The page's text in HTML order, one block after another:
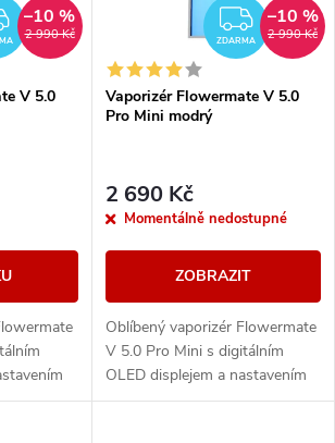
ZDARMA
2 990 Kč
–10 %
V 5.0
ZDARMA 2 990 Kč
–10 %
Vaporizér Flowermate V 5.0
Pro Mini modrý
2 690 Kč
Momentálně nedostupné
ZOBRAZIT
Oblíbený vaporizér Flowermate
V 5.0 Pro Mini s digitálním
OLED displejem a nastavením
teploty. Vaporizér je vhodný